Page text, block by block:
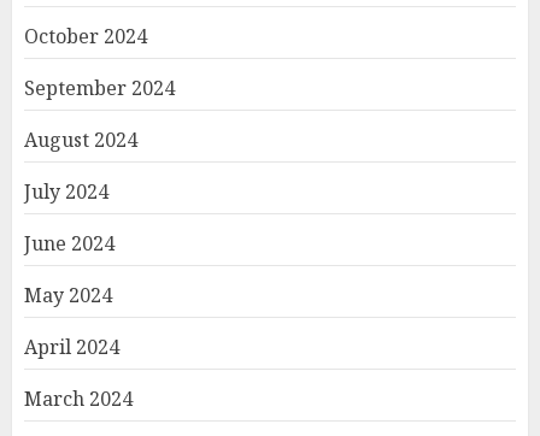
October 2024
September 2024
August 2024
July 2024
June 2024
May 2024
April 2024
March 2024